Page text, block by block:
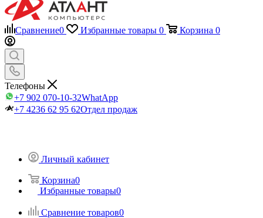
Сравнение0 Избранные товары 0 Корзина 0
Телефоны
+7 902 070-10-32WhatApp
+7 4236 62 95 62Отдел продаж
Личный кабинет
Корзина0
Избранные товары0
Сравнение товаров0